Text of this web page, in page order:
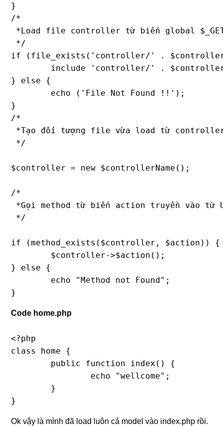
}
/*
*Load file controller từ biến global
*/
if (file_exists('controller/' .
} else {
}
/*
*Tạo đối tượng file vừa load từ
*/
$controller = new $controllerName();
/*
*Gọi method từ biến action truyền vào từ
*/
if (method_exists($controller, $action)) {
} else {
}
Code home.php
<?php
class home {
}
Ok vậy là mình đã load luôn cả model vào index.php rồi.